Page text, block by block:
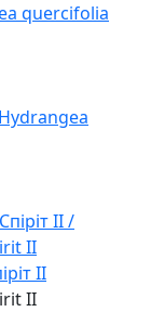
II
II